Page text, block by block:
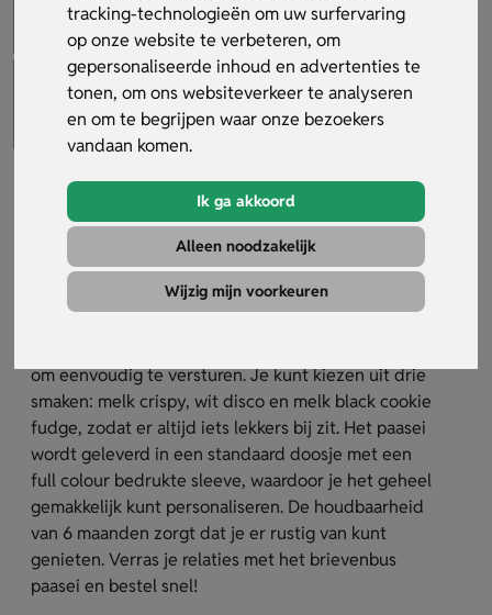
tracking-technologieën om uw surfervaring
op onze website te verbeteren, om
gepersonaliseerde inhoud en advertenties te
tonen, om ons websiteverkeer te analyseren
en om te begrijpen waar onze bezoekers
vandaan komen.
Ik ga akkoord
Alleen noodzakelijk
Wijzig mijn voorkeuren
Brievenbus paasei
Artikelnummer:31929
om eenvoudig te versturen. Je kunt kiezen uit drie
smaken: melk crispy, wit disco en melk black cookie
fudge, zodat er altijd iets lekkers bij zit. Het paasei
wordt geleverd in een standaard doosje met een
full colour bedrukte sleeve, waardoor je het geheel
gemakkelijk kunt personaliseren. De houdbaarheid
van 6 maanden zorgt dat je er rustig van kunt
genieten. Verras je relaties met het brievenbus
paasei en bestel snel!